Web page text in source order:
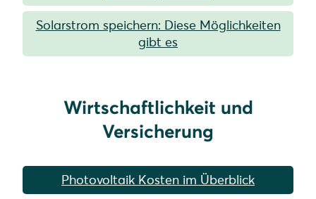
Solarstrom speichern: Diese Möglichkeiten
gibt es
Wirtschaftlichkeit und
Versicherung
Photovoltaik Kosten im Überblick